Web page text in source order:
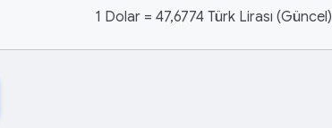
1 Dolar = 47,6774 Türk Lirası (Güncel)